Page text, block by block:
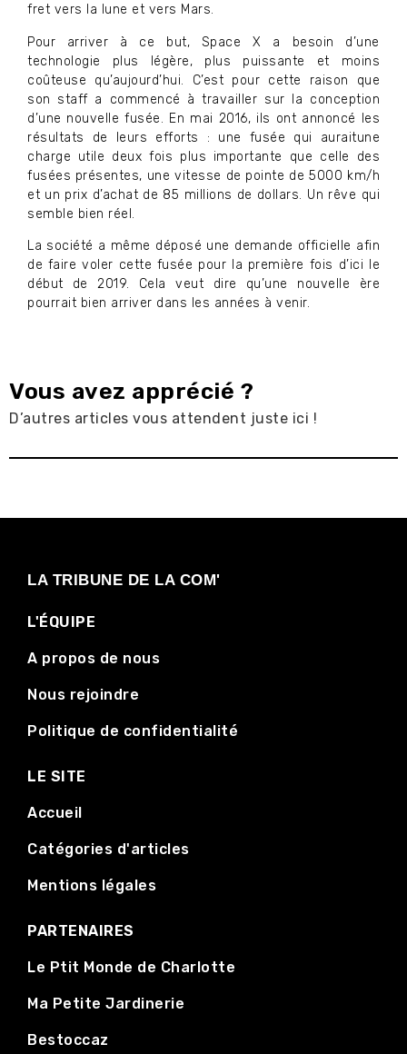
fret vers la lune et vers Mars.
Pour arriver à ce but, Space X a besoin d’une
technologie plus légère, plus puissante et moins
coûteuse qu’aujourd’hui. C’est pour cette raison que
son staff a commencé à travailler sur la conception
d’une nouvelle fusée. En mai 2016, ils ont annoncé les
résultats de leurs efforts : une fusée qui auraitune
charge utile deux fois plus importante que celle des
fusées présentes, une vitesse de pointe de 5000 km/h
et un prix d’achat de 85 millions de dollars. Un rêve qui
semble bien réel.
La société a même déposé une demande officielle afin
de faire voler cette fusée pour la première fois d’ici le
début de 2019. Cela veut dire qu’une nouvelle ère
pourrait bien arriver dans les années à venir.
Vous avez apprécié ?
D’autres articles vous attendent juste ici !
LA TRIBUNE DE LA COM'
L'ÉQUIPE
A propos de nous
Nous rejoindre
Politique de confidentialité
LE SITE
Accueil
Catégories d'articles
Mentions légales
PARTENAIRES
Le Ptit Monde de Charlotte
Ma Petite Jardinerie
Bestoccaz